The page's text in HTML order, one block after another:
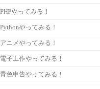
PHPやってみる！
Pythonやってみる！
アニメやってみる！
電子工作やってみる！
青色申告やってみる！